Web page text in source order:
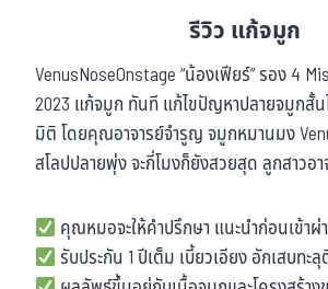
รีวิว แก้จมูก
VenusNoseOnstage “น้องเฟียร์” รอง 4
2023 แก้จมูก ทันที แก้ไขปัญหาปลายจมูกสั้น
มิติ โดยคุณอาจารย์จำรูญ จมูกหมานมง
สโลปปลายพุ่ง จะกี่โมงก็ยังสวยสุด ลูกสาวอ
คุณหมอจะให้คำปรึกษา แนะนำก่อนเข้า
รับประกัน 1 ปีเต็ม เบี้ยวเอียง อักเสบทะ